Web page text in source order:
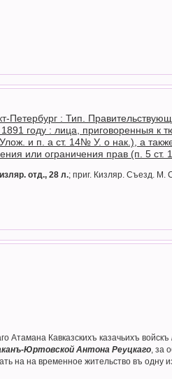
Петербург : Тип.
году : лица, приговоренныя к
и п. а ст. 14№ У. о нак.), а
или ограничения прав (п. 5 ст.
отд., 28 л.; приг. Кизляр. Съезд. М.
Атамана Кавказскихъ казачьихъ войскъ
Юртовской Антона Реуцкаго , за
на на временное жительство въ одну